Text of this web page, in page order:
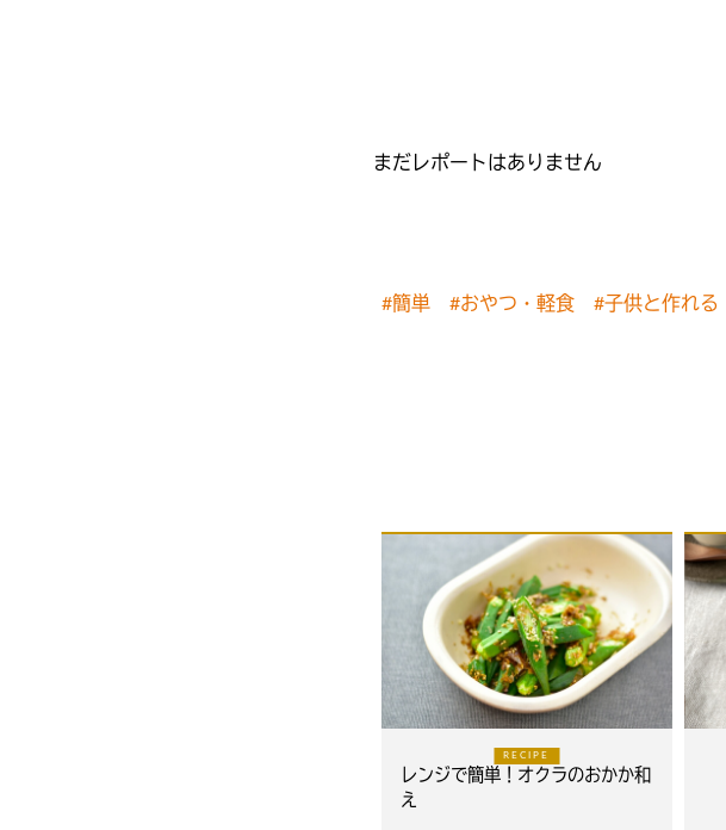
まだレポートはありません
#簡単 #おやつ・軽食 #子供と作れる
RECIPE
レンジで簡単！オクラのおかか和
え